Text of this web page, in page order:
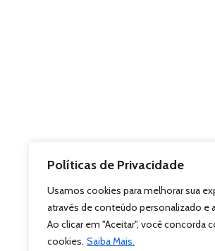
Políticas de Privacidade
Usamos cookies para melhorar sua
através de conteúdo personalizado e
Ao clicar em "Aceitar", você concorda
cookies. Saiba Mais.